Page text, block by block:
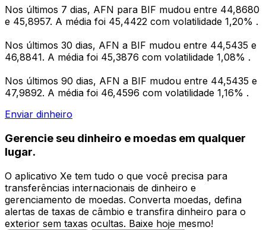
Nos últimos 7 dias, AFN para BIF mudou entre 44,8680
e 45,8957. A média foi 45,4422 com volatilidade 1,20% .
Nos últimos 30 dias, AFN a BIF mudou entre 44,5435 e
46,8841. A média foi 45,3876 com volatilidade 1,08% .
Nos últimos 90 dias, AFN a BIF mudou entre 44,5435 e
47,9892. A média foi 46,4596 com volatilidade 1,16% .
Enviar dinheiro
Gerencie seu dinheiro e moedas em qualquer
lugar.
O aplicativo Xe tem tudo o que você precisa para
transferências internacionais de dinheiro e
gerenciamento de moedas. Converta moedas, defina
alertas de taxas de câmbio e transfira dinheiro para o
exterior sem taxas ocultas. Baixe hoje mesmo!